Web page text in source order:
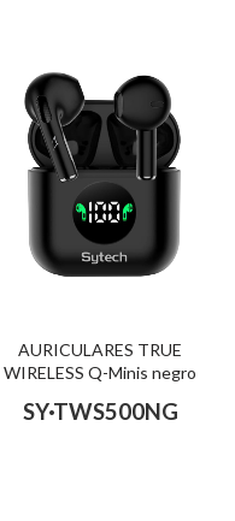
AURICULARES TRUE
WIRELESS Q-Minis negro
SY·TWS500NG